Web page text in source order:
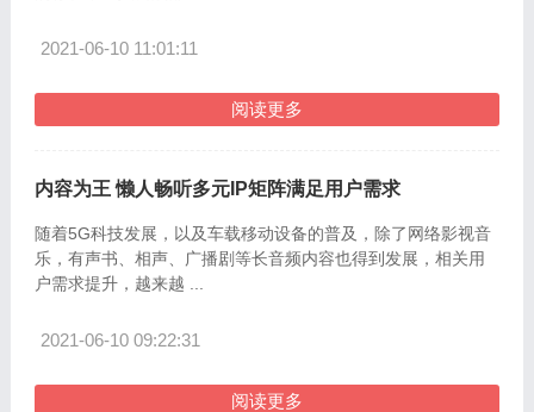
2021-06-10 11:01:11
阅读更多
内容为王 懒人畅听多元IP矩阵满足用户需求
随着5G科技发展，以及车载移动设备的普及，除了网络影视音
乐，有声书、相声、广播剧等长音频内容也得到发展，相关用
2021-06-10 09:22:31
阅读更多